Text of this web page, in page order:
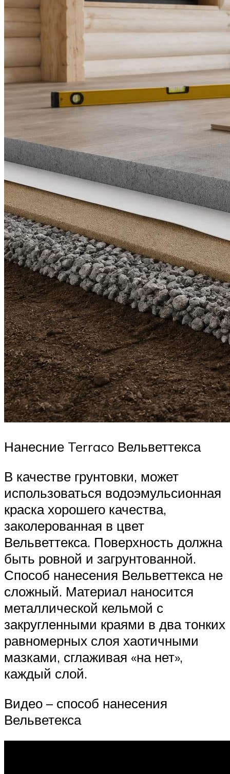
Нанесние Terraco Вельветтекса
В качестве грунтовки, может
использоваться водоэмульсионная
краска хорошего качества,
заколерованная в цвет
Вельветтекса. Поверхность должна
быть ровной и загрунтованной.
Способ нанесения Вельветтекса не
сложный. Материал наносится
металлической кельмой с
закругленными краями в два тонких
равномерных слоя хаотичными
мазками, сглаживая «на нет»,
каждый слой.
Видео – способ нанесения
Вельветекса